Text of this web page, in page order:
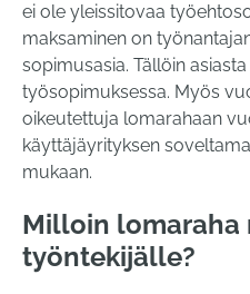
ei ole yleissitovaa
maksaminen on
sopimusasia. Tällöin
työsopimuksessa. Myös
oikeutettuja lomarahaan
käyttäjäyrityksen
mukaan.
Milloin lomaraha
työntekijälle?